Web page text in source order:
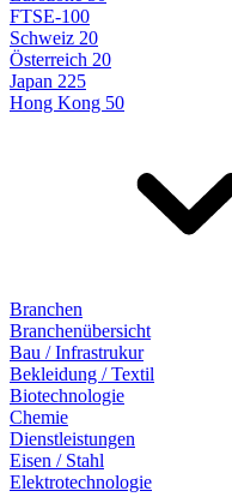
FTSE-100
Schweiz 20
Österreich 20
Japan 225
Hong Kong 50
Branchen
Branchenübersicht
Bau / Infrastrukur
Bekleidung / Textil
Biotechnologie
Chemie
Dienstleistungen
Eisen / Stahl
Elektrotechnologie